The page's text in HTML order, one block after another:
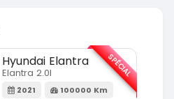
Hyundai Elantra
Elantra 2.0l
2021 100000 Km
SPÉCIAL